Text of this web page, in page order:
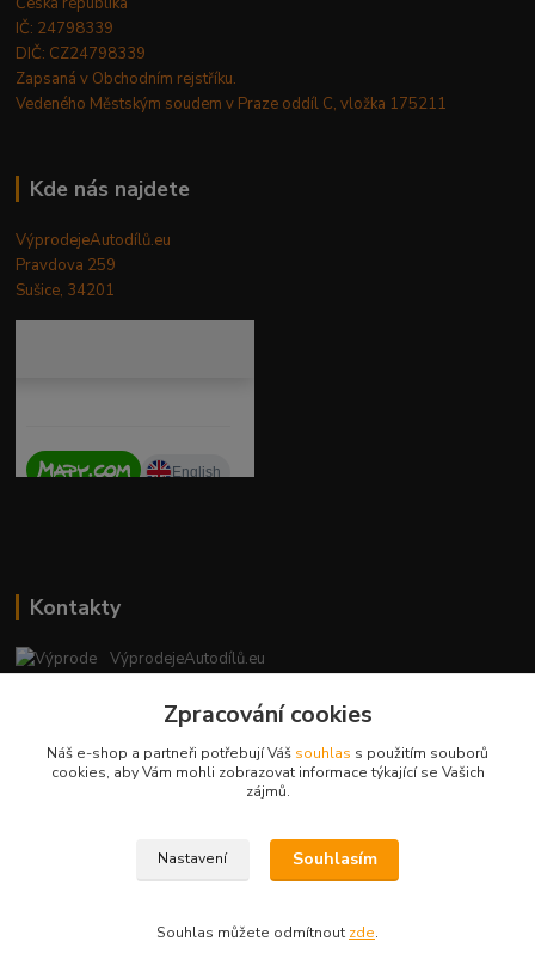
IČ: 24798339
DIČ: CZ24798339
Zapsaná v Obchodním rejstříku.
Vedeného Městským soudem v Praze oddíl C, vložka 175211
Kde nás najdete
VýprodejeAutodílů.eu
Pravdova 259
Sušice, 34201
Kontakty
VýprodejeAutodílů.eu
+420 792 217 851
(Po-Pá, 9-16 hod.)
vyprodejeautodilu@centrum.cz
Copyright © 2023 - vyprodejeautodilu.eu
Zpracování cookies
Náš e-shop a partneři potřebují Váš souhlas s použitím souborů
cookies, aby Vám mohli zobrazovat informace týkající se Vašich
zájmů.
Nastavení Souhlasím
Souhlas můžete odmítnout zde.